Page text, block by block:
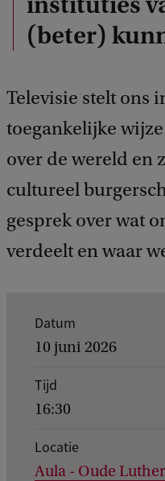
(beter)
Televisie stelt ons
toegankelijke
over de wereld en
cultureel
gesprek over wat
verdeelt en waar
Datum
10 juni 2026
Tijd
16:30
Locatie
Aula - Oude